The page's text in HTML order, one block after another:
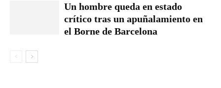
Un hombre queda en estado
crítico tras un apuñalamiento en
el Borne de Barcelona